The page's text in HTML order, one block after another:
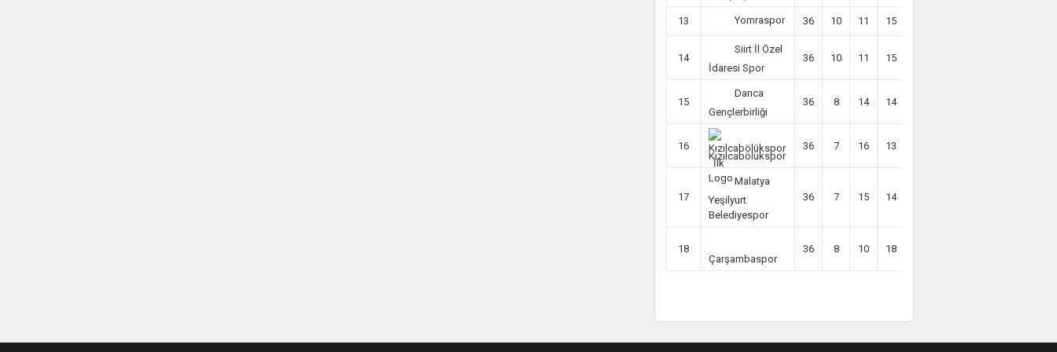
13 Yomraspor 36 10 11 15
14
Siirt İl Özel
İdaresi Spor
36 10 11 15
15
Darıca
Gençlerbirliği
36 8 14 14
16
Kızılcabölükspor
36 7 16 13
17
Malatya
Yeşilyurt
Belediyespor
36 7 15 14
18
Çarşambaspor
36 8 10 18